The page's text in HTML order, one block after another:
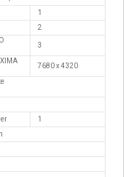
1
2
3
7680 x 4320
1